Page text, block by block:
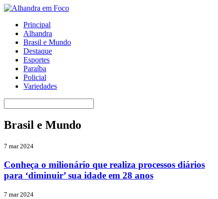
Principal
Alhandra
Brasil e Mundo
Destaque
Esportes
Paraíba
Policial
Variedades
Brasil e Mundo
7 mar 2024
Conheça o milionário que realiza processos diários
para ‘diminuir’ sua idade em 28 anos
7 mar 2024